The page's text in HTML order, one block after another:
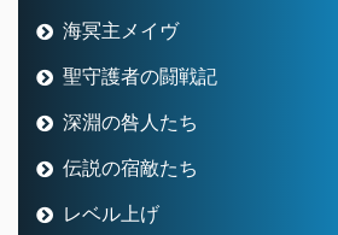
海冥主メイヴ
聖守護者の闘戦記
深淵の咎人たち
伝説の宿敵たち
レベル上げ